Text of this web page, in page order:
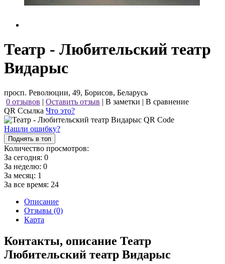
Театр - Любительский театр
Видарыс
просп. Революции, 49, Борисов, Беларусь
0 отзывов | Оставить отзыв | В заметки | В сравнение
QR Ссылка Что это?
Нашли ошибку?
Поднять в топ
Количество просмотров:
За сегодня: 0
За неделю: 0
За месяц: 1
За все время: 24
Описание
Отзывы (0)
Карта
Контакты, описание Театр
Любительский театр Видарыс